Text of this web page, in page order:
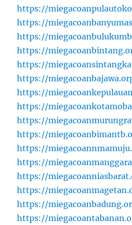
https://
https://
https://
https://
https://
https://
https://
https://
https://
https://
https://
https://
https://
https://
https://
https://